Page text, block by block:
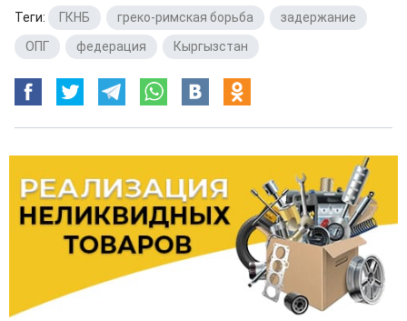
Теги: ГКНБ греко-римская борьба задержание
ОПГ
федерация Кыргызстан